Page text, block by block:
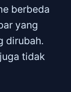
berbeda
yang
dirubah.
tidak